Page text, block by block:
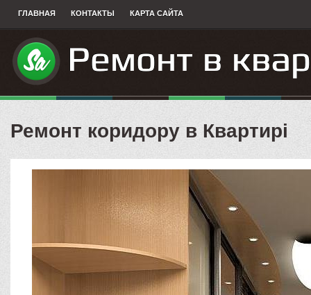
ГЛАВНАЯ КОНТАКТЫ КАРТА САЙТА
Ремонт коридору в Квартирі